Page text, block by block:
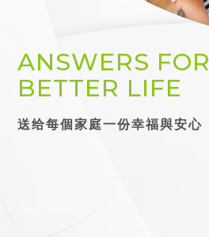
ANSWERS FOR
BETTER LIFE
送给每個家庭一份幸福與安心